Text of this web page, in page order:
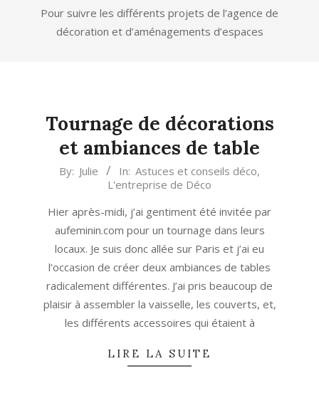
SLOW
Pour suivre les différents projets de l’agence de
décoration et d’aménagements d’espaces
Tournage de décorations
et ambiances de table
2013-
12
By: Julie In: Astuces et conseils déco,
L'entreprise de Déco
Hier après-midi, j’ai gentiment été invitée par
aufeminin.com pour un tournage dans leurs
locaux. Je suis donc allée sur Paris et j’ai eu
l’occasion de créer deux ambiances de tables
radicalement différentes. J’ai pris beaucoup de
plaisir à assembler la vaisselle, les couverts, et,
les différents accessoires qui étaient à
LIRE LA SUITE